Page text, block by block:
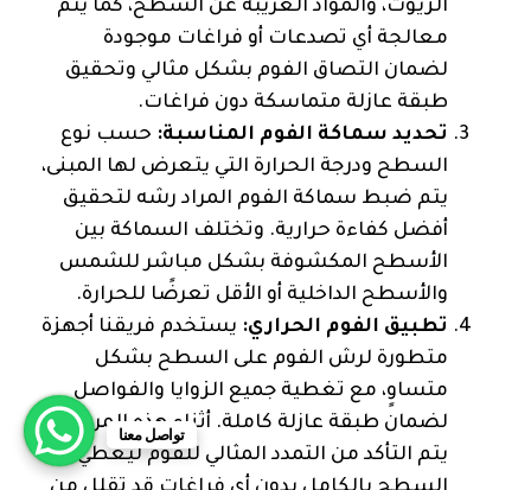
الزيوت، والمواد الغريبة عن السطح، كما يتم
معالجة أي تصدعات أو فراغات موجودة
لضمان التصاق الفوم بشكل مثالي وتحقيق
طبقة عازلة متماسكة دون فراغات.
تحديد سماكة الفوم المناسبة: حسب نوع
السطح ودرجة الحرارة التي يتعرض لها المبنى،
يتم ضبط سماكة الفوم المراد رشه لتحقيق
أفضل كفاءة حرارية. وتختلف السماكة بين
الأسطح المكشوفة بشكل مباشر للشمس
والأسطح الداخلية أو الأقل تعرضًا للحرارة.
تطبيق الفوم الحراري: يستخدم فريقنا أجهزة
متطورة لرش الفوم على السطح بشكل
متساوٍ، مع تغطية جميع الزوايا والفواصل
لضمان طبقة عازلة كاملة. أثناء هذه المرحلة،
يتم التأكد من التمدد المثالي للفوم ليغطي
تواصل معنا